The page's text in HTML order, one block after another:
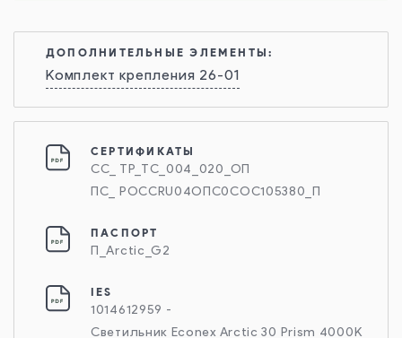
ДОПОЛНИТЕЛЬНЫЕ ЭЛЕМЕНТЫ:
Комплект крепления 26-01
СЕРТИФИКАТЫ
СС_ ТР_ТС_004_020_ОП
ПС_ РОССRU04ОПС0СОС105380_П
ПАСПОРТ
П_Arctic_G2
IES
1014612959 -
Светильник Econex Arctic 30 Prism 4000K